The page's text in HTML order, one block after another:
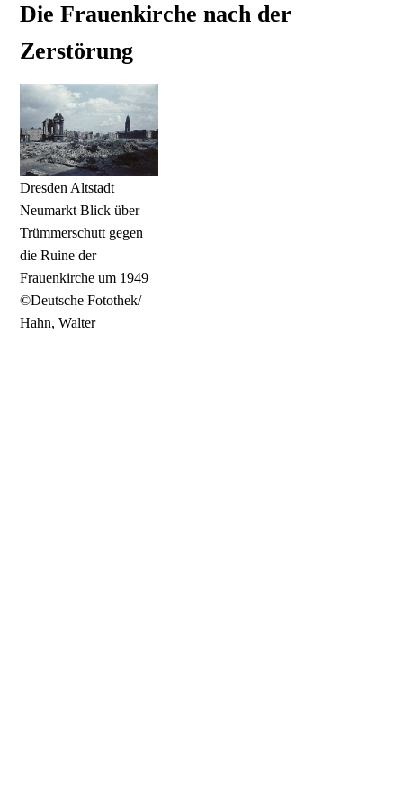
Die Frauenkirche nach der
Zerstörung
Dresden Altstadt
Neumarkt Blick über
Trümmerschutt gegen
die Ruine der
Frauenkirche um 1949
©Deutsche Fotothek/
Hahn, Walter